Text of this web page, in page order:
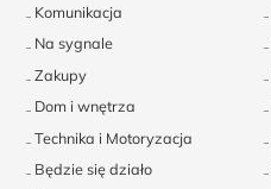
Komunikacja
Na sygnale
Zakupy
Dom i wnętrza
Technika i Motoryzacja
Będzie się działo